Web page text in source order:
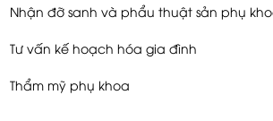
Nhận đỡ sanh và phẩu thuật sản phụ
Tư vấn kế hoạch hóa gia đình
Thẩm mỹ phụ khoa